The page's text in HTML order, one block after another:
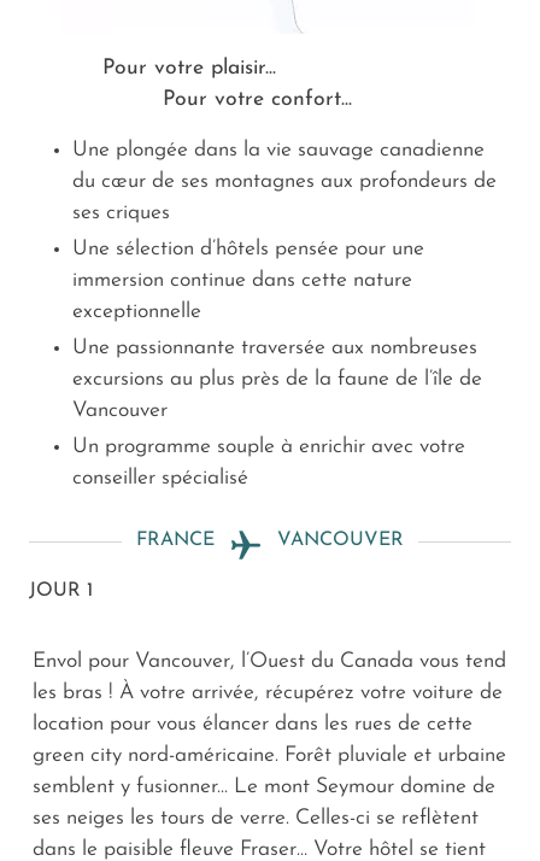
Pour votre plaisir...
Pour votre confort...
Une plongée dans la vie sauvage canadienne
du cœur de ses montagnes aux profondeurs de
ses criques
Une sélection d’hôtels pensée pour une
immersion continue dans cette nature
exceptionnelle
Une passionnante traversée aux nombreuses
excursions au plus près de la faune de l’île de
Vancouver
Un programme souple à enrichir avec votre
conseiller spécialisé
FRANCE VANCOUVER
JOUR 1
Envol pour Vancouver, l’Ouest du Canada vous tend
les bras ! À votre arrivée, récupérez votre voiture de
location pour vous élancer dans les rues de cette
green city nord-américaine. Forêt pluviale et urbaine
semblent y fusionner... Le mont Seymour domine de
ses neiges les tours de verre. Celles-ci se reflètent
dans le paisible fleuve Fraser… Votre hôtel se tient